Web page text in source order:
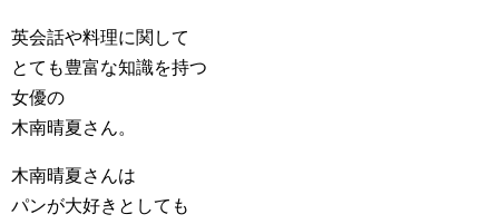
英会話や料理に関して
とても豊富な知識を持つ
女優の
木南晴夏さん。
木南晴夏さんは
パンが大好きとしても